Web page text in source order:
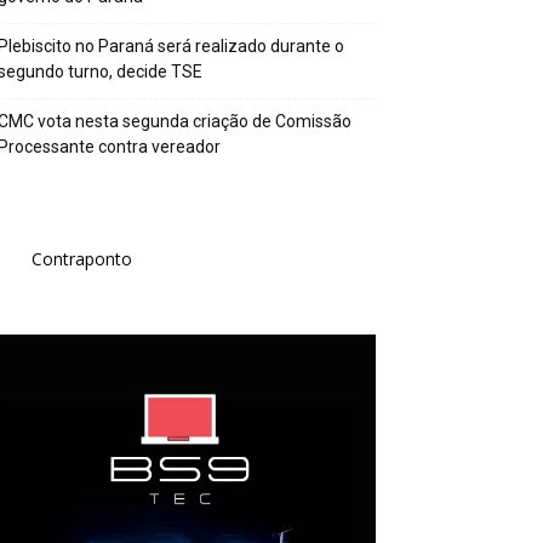
no Paraná será realizado durante o
turno, decide TSE
vota nesta segunda criação de Comissão
contra vereador
Contraponto